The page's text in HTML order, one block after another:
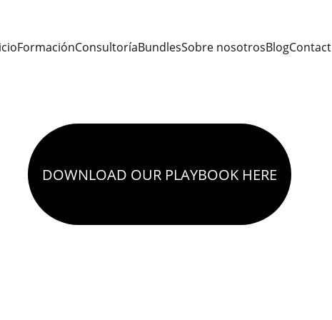
FormaciónConsultoríaBundlesSobre nosotrosBlogContact
DOWNLOAD OUR PLAYBOOK HERE